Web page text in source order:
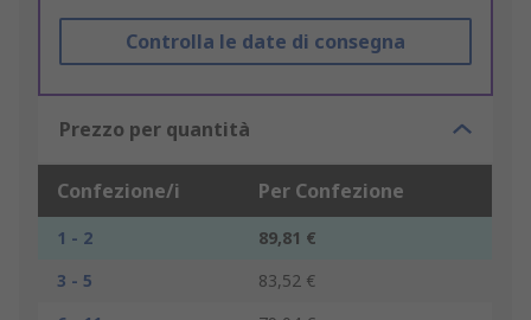
Controlla le date di consegna
Prezzo per quantità
Confezione/i Per Confezione
1 - 2
89,81 €
3 - 5
83,52 €